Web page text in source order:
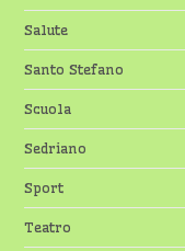
Salute
Santo Stefano
Scuola
Sedriano
Sport
Teatro